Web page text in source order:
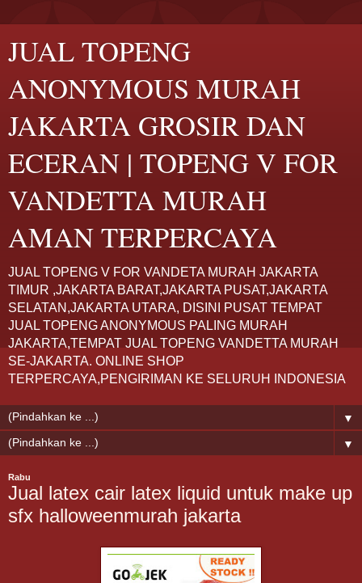
JUAL TOPENG
ANONYMOUS MURAH
JAKARTA GROSIR DAN
ECERAN | TOPENG V FOR
VANDETTA MURAH
AMAN TERPERCAYA
JUAL TOPENG V FOR VANDETA MURAH JAKARTA
TIMUR ,JAKARTA BARAT,JAKARTA PUSAT,JAKARTA
SELATAN,JAKARTA UTARA, DISINI PUSAT TEMPAT
JUAL TOPENG ANONYMOUS PALING MURAH
JAKARTA,TEMPAT JUAL TOPENG VANDETTA MURAH
SE-JAKARTA. ONLINE SHOP
TERPERCAYA,PENGIRIMAN KE SELURUH INDONESIA
▼
▼
Rabu
Jual latex cair latex liquid untuk make up
sfx halloweenmurah jakarta